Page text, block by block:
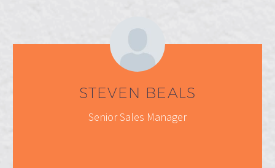
STEVEN BEALS
Senior Sales Manager